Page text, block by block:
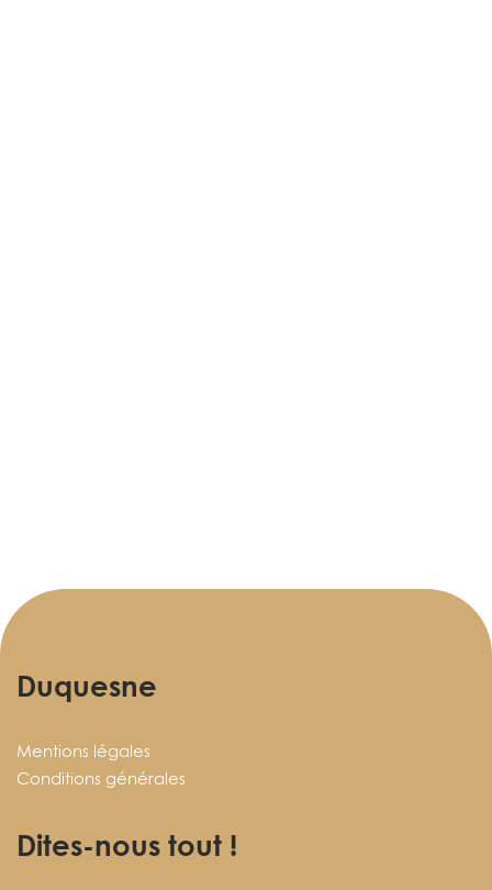
Duquesne
Mentions légales
Conditions générales
Dites-nous tout !